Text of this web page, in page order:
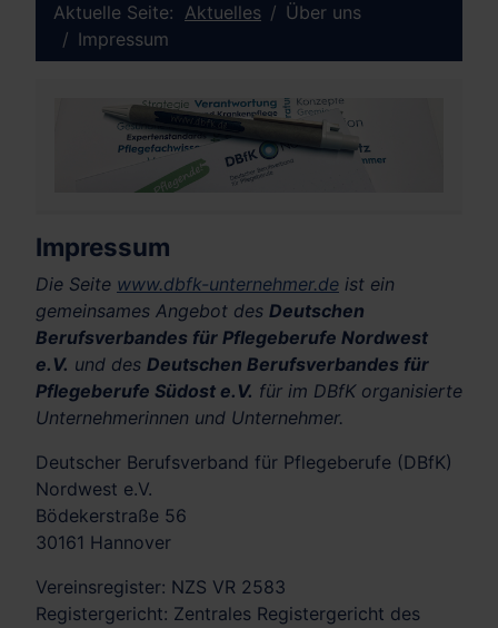
Aktuelle Seite: Aktuelles
Über uns
Impressum
Impressum
Die Seite www.dbfk-unternehmer.de ist ein
gemeinsames Angebot des Deutschen
Berufsverbandes für Pflegeberufe Nordwest
e.V. und des Deutschen Berufsverbandes für
Pflegeberufe Südost e.V. für im DBfK organisierte
Unternehmerinnen und Unternehmer.
Deutscher Berufsverband für Pflegeberufe (DBfK)
Nordwest e.V.
Bödekerstraße 56
30161 Hannover
Vereinsregister: NZS VR 2583
Registergericht: Zentrales Registergericht des